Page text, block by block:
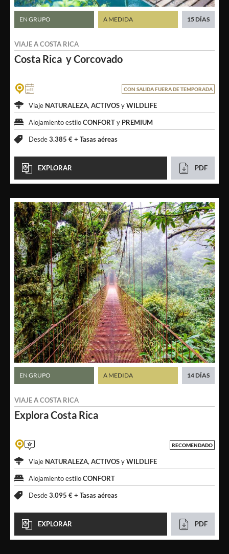
Costa Rica y Corcovado
VIAJE ACOSTA RICA
EN GRUPO A MEDIDA 15 DÍAS
CON SALIDA FUERA DE TEMPORADA
Viaje NATURALEZA,ACTIVOSyWILDLIFE
Alojamiento estiloCONFORTy PREMIUM
Desde3.385 € + Tasas aéreas
EXPLORAR PDF
ExploraCosta Rica
VIAJE ACOSTA RICA
EN GRUPO A MEDIDA 14 DÍAS
RECOMENDADO
Viaje NATURALEZA, ACTIVOSyWILDLIFE
Alojamiento estiloCONFORT
Desde3.095 € + Tasas aéreas
EXPLORAR PDF